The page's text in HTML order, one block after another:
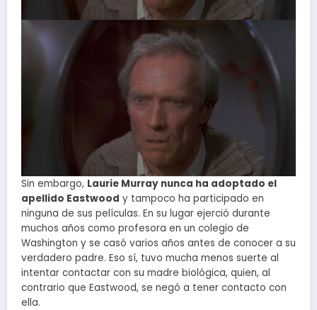
Sin embargo, Laurie Murray nunca ha adoptado el
apellido Eastwood y tampoco ha participado en
ninguna de sus películas. En su lugar ejerció durante
muchos años como profesora en un colegio de
Washington y se casó varios años antes de conocer a su
verdadero padre. Eso sí, tuvo mucha menos suerte al
intentar contactar con su madre biológica, quien, al
contrario que Eastwood, se negó a tener contacto con
ella.